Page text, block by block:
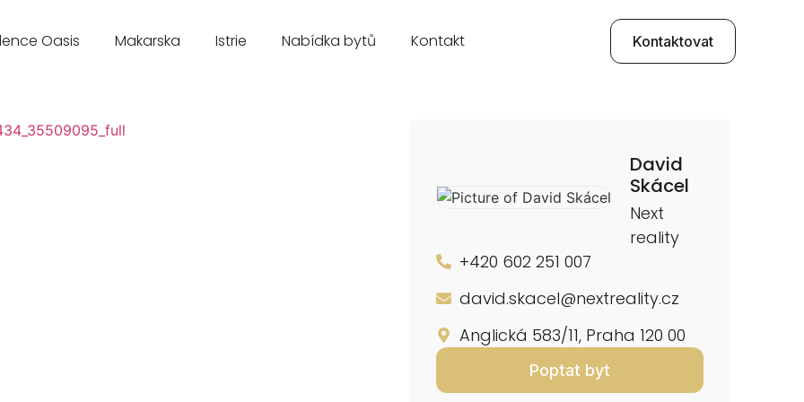
Oasis Makarska Istrie Nabídka bytů Kontakt Kontaktovat
David
Skácel
Next
reality
+420 602 251 007
david.skacel@nextreality.cz
Anglická 583/11, Praha 120 00
Poptat byt